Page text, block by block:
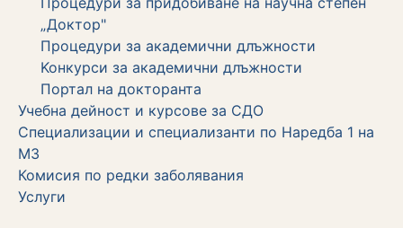
„Доктор"
Процедури за академични длъжности
Koнкурси за академични длъжности
Портал на докторанта
Учебна дейност и курсове за СДО
Специализации и специализанти по Наредба 1 на
МЗ
Комисия по редки заболявания
Услуги